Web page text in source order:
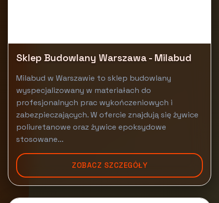
Sklep Budowlany Warszawa - Milabud
Milabud w Warszawie to sklep budowlany
wyspecjalizowany w materiałach do
profesjonalnych prac wykończeniowych i
zabezpieczających. W ofercie znajdują się żywice
poliuretanowe oraz żywice epoksydowe
stosowane...
ZOBACZ SZCZEGÓŁY